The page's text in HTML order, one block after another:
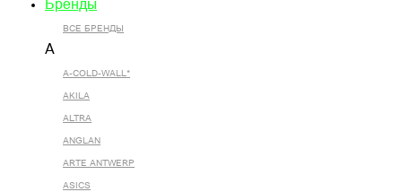
Бренды
ВСЕ БРЕНДЫ
A
A-COLD-WALL*
AKILA
ALTRA
ANGLAN
ARTE ANTWERP
ASICS